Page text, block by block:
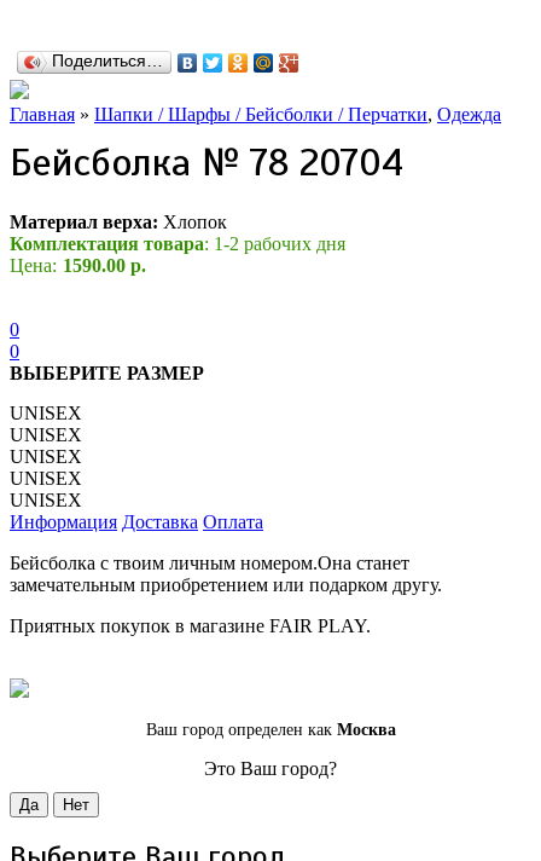
Поделиться…
Главная » Шапки / Шарфы / Бейсболки / Перчатки, Одежда
Бейсболка № 78 20704
Материал верха: Хлопок
Комплектация товара: 1-2 рабочих дня
Цена: 1590.00 р.
0
0
ВЫБЕРИТЕ РАЗМЕР
UNISEX
UNISEX
UNISEX
UNISEX
UNISEX
Информация Доставка Оплата
Бейсболка с твоим личным номером.Она станет
замечательным приобретением или подарком другу.
Приятных покупок в магазине FAIR PLAY.
Ваш город определен как Москва
Это Ваш город?
Да Нет